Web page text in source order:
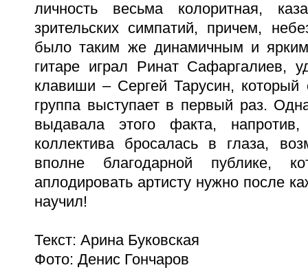
личность весьма колоритная,
зрительских симпатий, причем,
было таким же динамичным и
гитаре играл Ринат Сафаргалиев,
клавиши – Сергей Тарусин, который
группа выступает в первый раз.
выдавала этого факта,
коллектива бросалась в глаза,
вполне благодарной публике,
аплодировать артисту нужно после
научил!
Текст: Арина Буковская
Фото: Денис Гончаров